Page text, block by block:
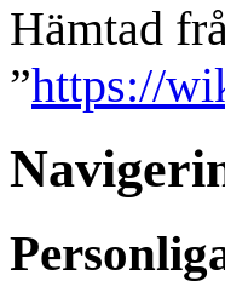
Hämtad
”https://